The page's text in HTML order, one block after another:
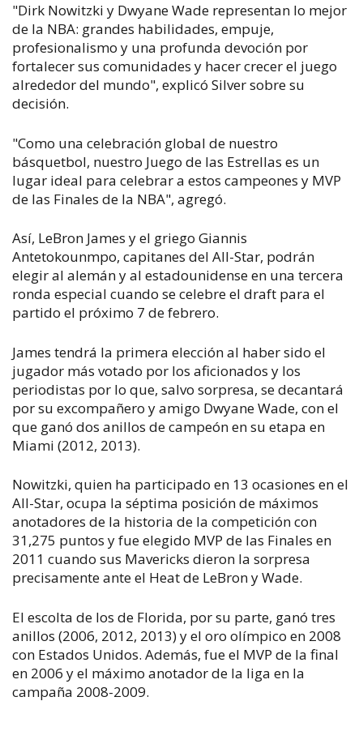
"Dirk Nowitzki y Dwyane Wade representan lo mejor
de la NBA: grandes habilidades, empuje,
profesionalismo y una profunda devoción por
fortalecer sus comunidades y hacer crecer el juego
alrededor del mundo", explicó Silver sobre su
decisión.
"Como una celebración global de nuestro
básquetbol, nuestro Juego de las Estrellas es un
lugar ideal para celebrar a estos campeones y MVP
de las Finales de la NBA", agregó.
Así, LeBron James y el griego Giannis
Antetokounmpo, capitanes del All-Star, podrán
elegir al alemán y al estadounidense en una tercera
ronda especial cuando se celebre el draft para el
partido el próximo 7 de febrero.
James tendrá la primera elección al haber sido el
jugador más votado por los aficionados y los
periodistas por lo que, salvo sorpresa, se decantará
por su excompañero y amigo Dwyane Wade, con el
que ganó dos anillos de campeón en su etapa en
Miami (2012, 2013).
Nowitzki, quien ha participado en 13 ocasiones en el
All-Star, ocupa la séptima posición de máximos
anotadores de la historia de la competición con
31,275 puntos y fue elegido MVP de las Finales en
2011 cuando sus Mavericks dieron la sorpresa
precisamente ante el Heat de LeBron y Wade.
El escolta de los de Florida, por su parte, ganó tres
anillos (2006, 2012, 2013) y el oro olímpico en 2008
con Estados Unidos. Además, fue el MVP de la final
en 2006 y el máximo anotador de la liga en la
campaña 2008-2009.